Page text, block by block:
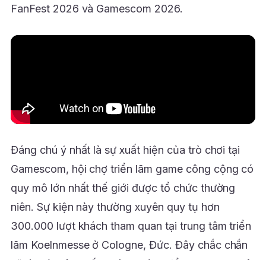
FanFest 2026 và Gamescom 2026.
Đáng chú ý nhất là sự xuất hiện của trò chơi tại
Gamescom, hội chợ triển lãm game công cộng có
quy mô lớn nhất thế giới được tổ chức thường
niên. Sự kiện này thường xuyên quy tụ hơn
300.000 lượt khách tham quan tại trung tâm triển
lãm Koelnmesse ở Cologne, Đức. Đây chắc chắn